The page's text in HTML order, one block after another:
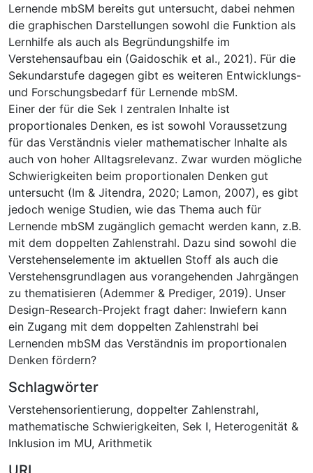
Lernende mbSM bereits gut untersucht, dabei nehmen
die graphischen Darstellungen sowohl die Funktion als
Lernhilfe als auch als Begründungshilfe im
Verstehensaufbau ein (Gaidoschik et al., 2021). Für die
Sekundarstufe dagegen gibt es weiteren Entwicklungs-
und Forschungsbedarf für Lernende mbSM.
Einer der für die Sek I zentralen Inhalte ist
proportionales Denken, es ist sowohl Voraussetzung
für das Verständnis vieler mathematischer Inhalte als
auch von hoher Alltagsrelevanz. Zwar wurden mögliche
Schwierigkeiten beim proportionalen Denken gut
untersucht (Im & Jitendra, 2020; Lamon, 2007), es gibt
jedoch wenige Studien, wie das Thema auch für
Lernende mbSM zugänglich gemacht werden kann, z.B.
mit dem doppelten Zahlenstrahl. Dazu sind sowohl die
Verstehenselemente im aktuellen Stoff als auch die
Verstehensgrundlagen aus vorangehenden Jahrgängen
zu thematisieren (Ademmer & Prediger, 2019). Unser
Design-Research-Projekt fragt daher: Inwiefern kann
ein Zugang mit dem doppelten Zahlenstrahl bei
Lernenden mbSM das Verständnis im proportionalen
Denken fördern?
Schlagwörter
Verstehensorientierung, doppelter Zahlenstrahl,
mathematische Schwierigkeiten, Sek I, Heterogenität &
Inklusion im MU, Arithmetik